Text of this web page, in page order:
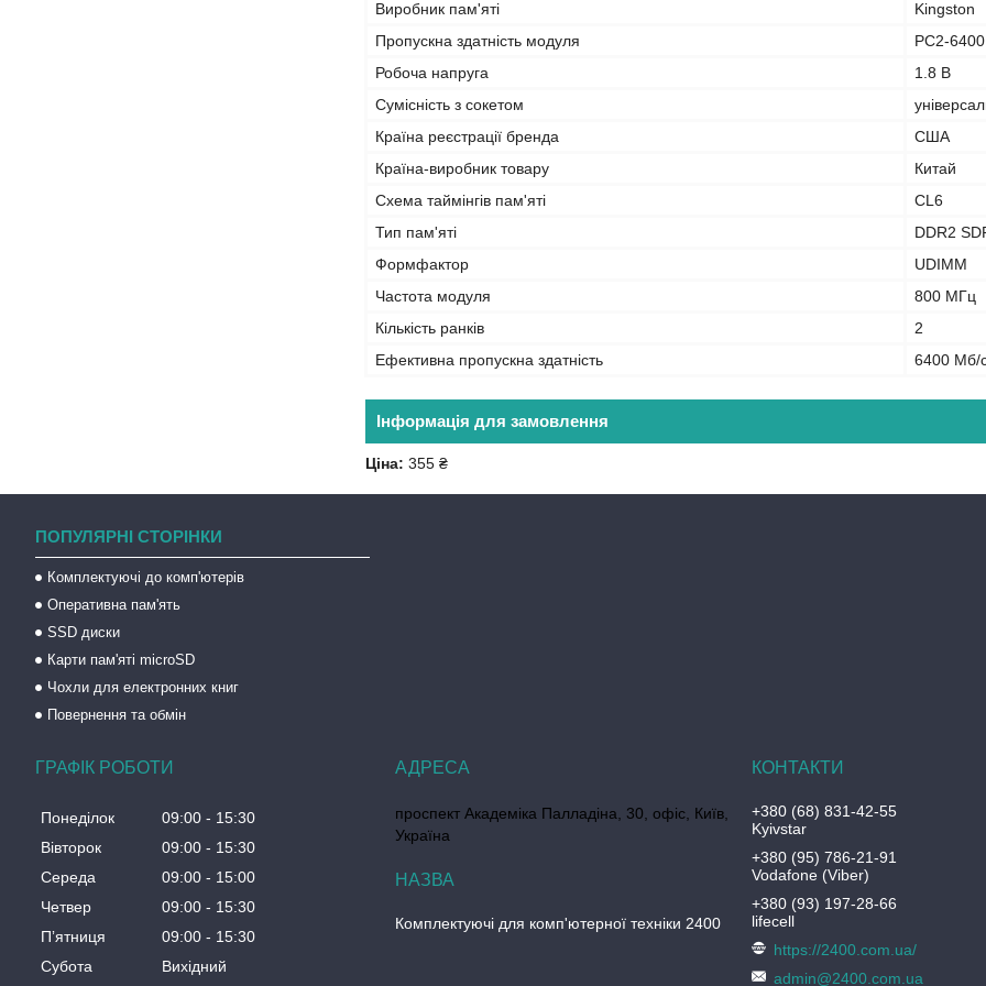
Виробник пам'яті
Kingston
Пропускна здатність модуля
PC2-6400
Робоча напруга
1.8 B
Сумісність з сокетом
Країна реєстрації бренда
США
Країна-виробник товару
Китай
Схема таймінгів пам'яті
CL6
Тип пам'яті
DDR2
Формфактор
UDIMM
Частота модуля
800 МГц
Кількість ранків
2
Ефективна пропускна здатність
6400 Мб/
Інформація для замовлення
Ціна: 355 ₴
ПОПУЛЯРНІ СТОРІНКИ
Комплектуючі до комп'ютерів
Оперативна пам'ять
SSD диски
Карти пам'яті microSD
Чохли для електронних книг
Повернення та обмін
ГРАФІК РОБОТИ
Понеділок 09:00
15:30
Вівторок
09:00
15:30
Середа
09:00
15:00
Четвер
09:00
15:30
Пʼятниця
09:00
15:30
Субота
Вихідний
проспект Академіка Палладіна, 30, офіс, Київ,
Україна
Комплектуючі для комп'ютерної техніки 2400
+380 (68) 831-42-55
Kyivstar
+380 (95) 786-21-91
Vodafone (Viber)
+380 (93) 197-28-66
lifecell
https://2400.com.ua/
admin@2400.com.ua